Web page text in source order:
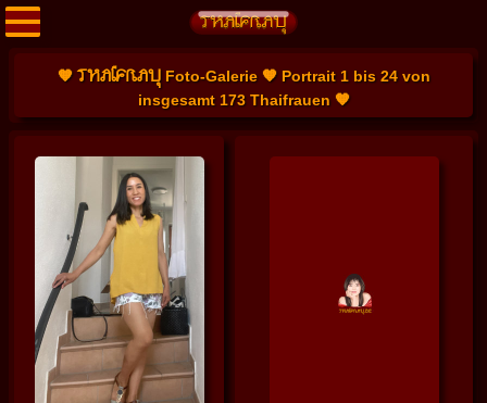
🧡 THAIFRAUFoto-Galerie 🧡 Portrait 1 bis 24 von
insgesamt 173 Thaifrauen 🧡